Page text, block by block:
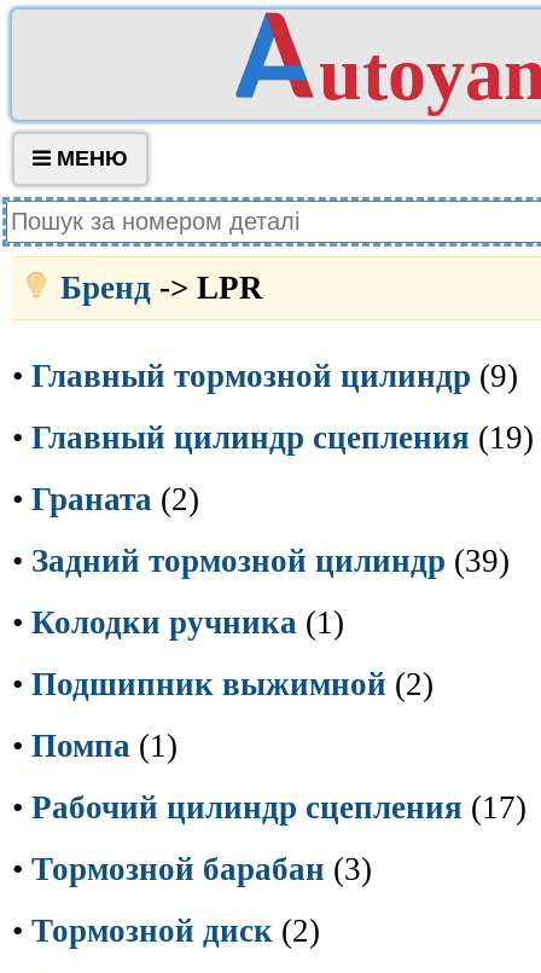
МЕНЮ
Бренд -> LPR
• Главный тормозной цилиндр (9)
• Главный цилиндр сцепления (19)
• Граната (2)
• Задний тормозной цилиндр (39)
• Колодки ручника (1)
• Подшипник выжимной (2)
• Помпа (1)
• Рабочий цилиндр сцепления (17)
• Тормозной барабан (3)
• Тормозной диск (2)